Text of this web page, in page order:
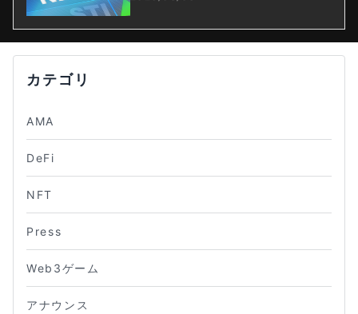
カテゴリ
AMA
DeFi
NFT
Press
Web3ゲーム
アナウンス